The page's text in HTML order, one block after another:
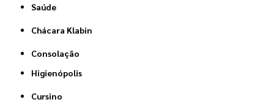
Saúde
Chácara Klabin
Consolação
Higienópolis
Cursino